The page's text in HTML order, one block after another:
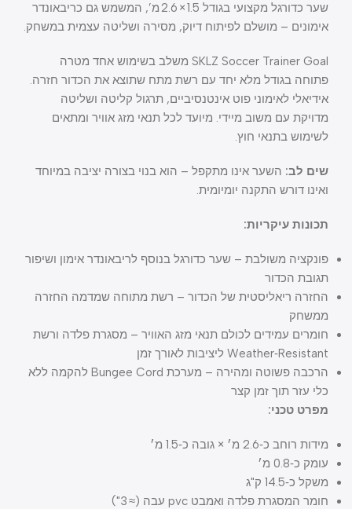
שער כדורגל מקצועי בגודל 1.5 × 2.6 מ’, המשמש גם כריבאונדר
אימונים – מושלם לפיתוח דיוק, מסירה ושליטה עצמית במשחק.
SKLZ Soccer Trainer Goal משלב בשימוש אחד מטרה
פתוחה בגודל מלא יחד עם רשת מתח שתוצא את הכדור חזרה.
אידיאלי לאימוני פוט אינטנסיביים, תרגול קליטה ושליטה
מדויקת עם משוב מיידי. מיועד לכל תנאי מזג אוויר ומתאים
לשימוש בתנאי חוץ.
שים לב: השער אינו מתקפל – הוא בנוי בצורה יציבה במיוחד
ואינו דורש התקנה יומיומית.
תכונות עיקריות:
פונקציה משולבת – שער כדורגל בנוסף לריבאונדר אימון ושיפור
תגובת הכדור
החזרה ריאליסטית של הכדור – רשת מתוחה שמדמה החזרה
ממשחק
חומרים עמידים לכולם תנאי מזג האוויר – מסגרת פלדה ורשת
Weather‑Resistant ליציבות לאורך זמן
הרכבה פשוטה ומהירה – מערכת Bungee Cord להקמה ללא
כלי עזר תוך זמן קצר
מפרט טכני:
מידות רוחב כ‑2.6 מ׳ × גובה כ‑1.5 מ׳
עומק כ‑0.8 מ׳
משקל כ‑14.5 ק"ג
חומר המסגרת פלדה ואמבט pvc עבה (≈ 3")